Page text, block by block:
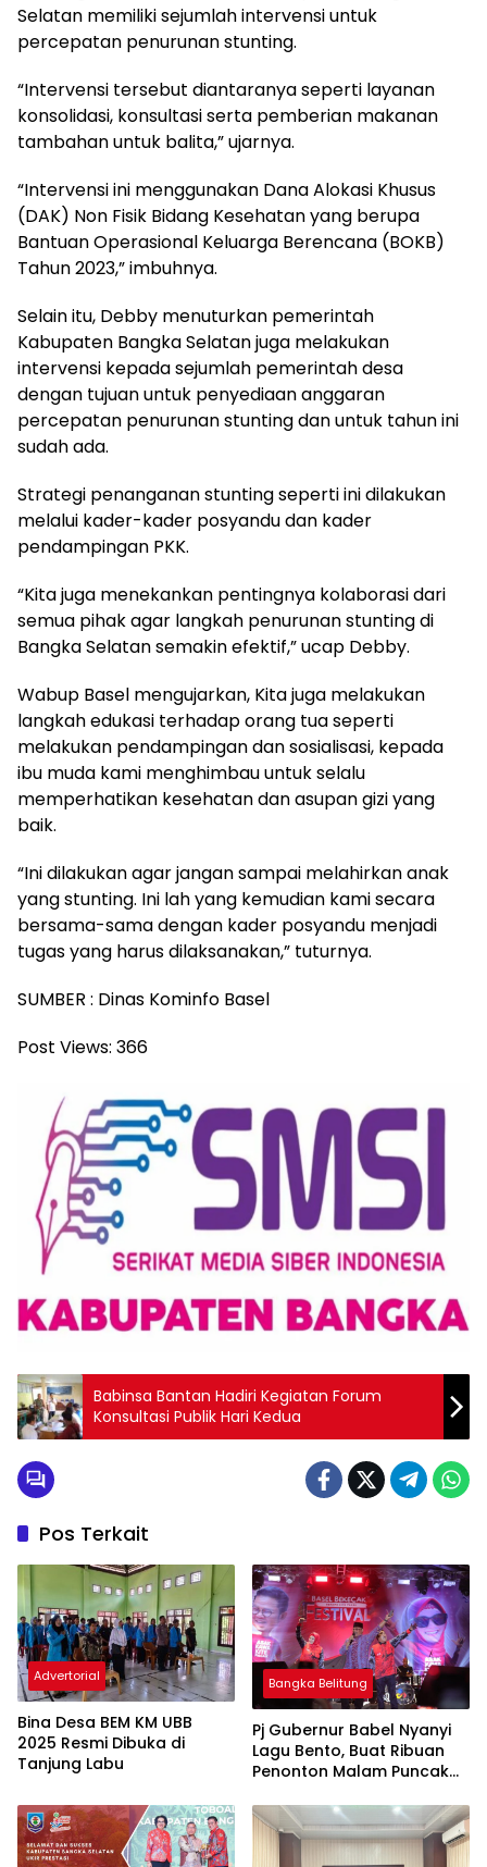
Selatan memiliki sejumlah intervensi untuk
percepatan penurunan stunting.
“Intervensi tersebut diantaranya seperti layanan
konsolidasi, konsultasi serta pemberian makanan
tambahan untuk balita,” ujarnya.
“Intervensi ini menggunakan Dana Alokasi Khusus
(DAK) Non Fisik Bidang Kesehatan yang berupa
Bantuan Operasional Keluarga Berencana (BOKB)
Tahun 2023,” imbuhnya.
Selain itu, Debby menuturkan pemerintah
Kabupaten Bangka Selatan juga melakukan
intervensi kepada sejumlah pemerintah desa
dengan tujuan untuk penyediaan anggaran
percepatan penurunan stunting dan untuk tahun ini
sudah ada.
Strategi penanganan stunting seperti ini dilakukan
melalui kader-kader posyandu dan kader
pendampingan PKK.
“Kita juga menekankan pentingnya kolaborasi dari
semua pihak agar langkah penurunan stunting di
Bangka Selatan semakin efektif,” ucap Debby.
Wabup Basel mengujarkan, Kita juga melakukan
langkah edukasi terhadap orang tua seperti
melakukan pendampingan dan sosialisasi, kepada
ibu muda kami menghimbau untuk selalu
memperhatikan kesehatan dan asupan gizi yang
baik.
“Ini dilakukan agar jangan sampai melahirkan anak
yang stunting. Ini lah yang kemudian kami secara
bersama-sama dengan kader posyandu menjadi
tugas yang harus dilaksanakan,” tuturnya.
SUMBER : Dinas Kominfo Basel
Post Views: 366
Babinsa Bantan Hadiri Kegiatan Forum
Konsultasi Publik Hari Kedua
Pos Terkait
Advertorial
Bina Desa BEM KM UBB
2025 Resmi Dibuka di
Tanjung Labu
Bangka Belitung
Pj Gubernur Babel Nyanyi
Lagu Bento, Buat Ribuan
Penonton Malam Puncak